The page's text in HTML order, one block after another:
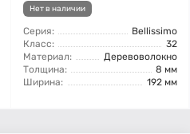
Нет в наличии
Серия:
Bellissimo
Класс:
32
Материал:
Деревоволокно
Толщина:
8 мм
Ширина:
192 мм